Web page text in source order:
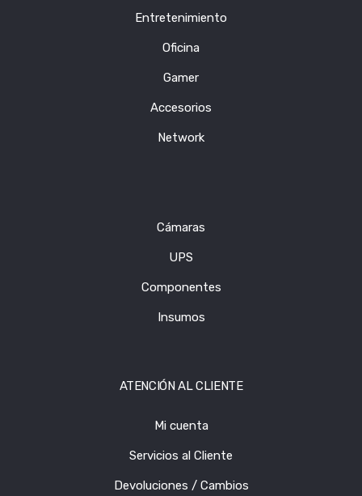
Entretenimiento
Oficina
Gamer
Accesorios
Network
Cámaras
UPS
Componentes
Insumos
ATENCIÓN AL CLIENTE
Mi cuenta
Servicios al Cliente
Devoluciones / Cambios